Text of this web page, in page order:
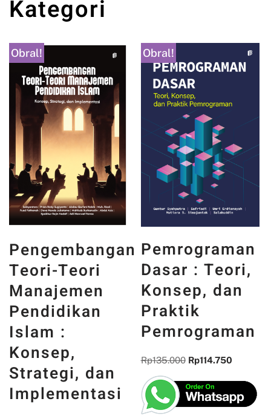
Kategori
Pemrograman
Dasar : Teori,
Konsep, dan
Praktik
Pemrograman
Rp135.000
DAN
MEMORI,
DAN
REFLEKSI
Rp300.000 Rp